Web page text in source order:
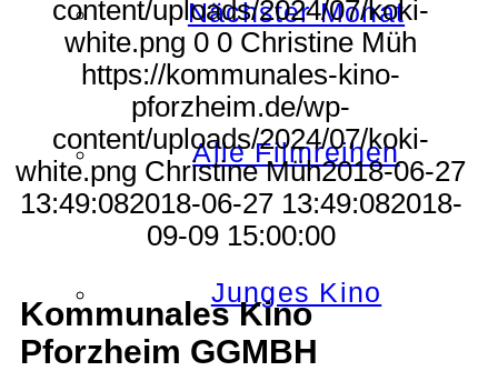
Nächster Monat
Alle Filmreihen
Junges Kino
content/uploads/2024/07/koki-
white.png 0 0 Christine Müh
https://kommunales-kino-
pforzheim.de/wp-
content/uploads/2024/07/koki-
white.png Christine Müh2018-06-27
13:49:082018-06-27 13:49:082018-
09-09 15:00:00
Kommunales Kino
Pforzheim GGMBH